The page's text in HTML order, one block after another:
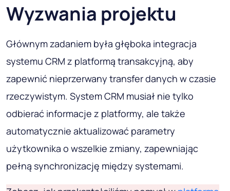
Wyzwania projektu
Głównym zadaniem była głęboka integracja
systemu CRM z platformą transakcyjną, aby
zapewnić nieprzerwany transfer danych w czasie
rzeczywistym. System CRM musiał nie tylko
odbierać informacje z platformy, ale także
automatycznie aktualizować parametry
użytkownika o wszelkie zmiany, zapewniając
pełną synchronizację między systemami.